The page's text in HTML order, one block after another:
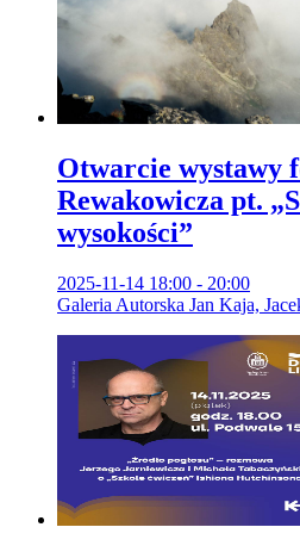
Otwarcie wystawy
Rewakowicza pt.
wysokości”
2025-11-14 18:00 - 20:00
Galeria Autorska Jan Kaja,